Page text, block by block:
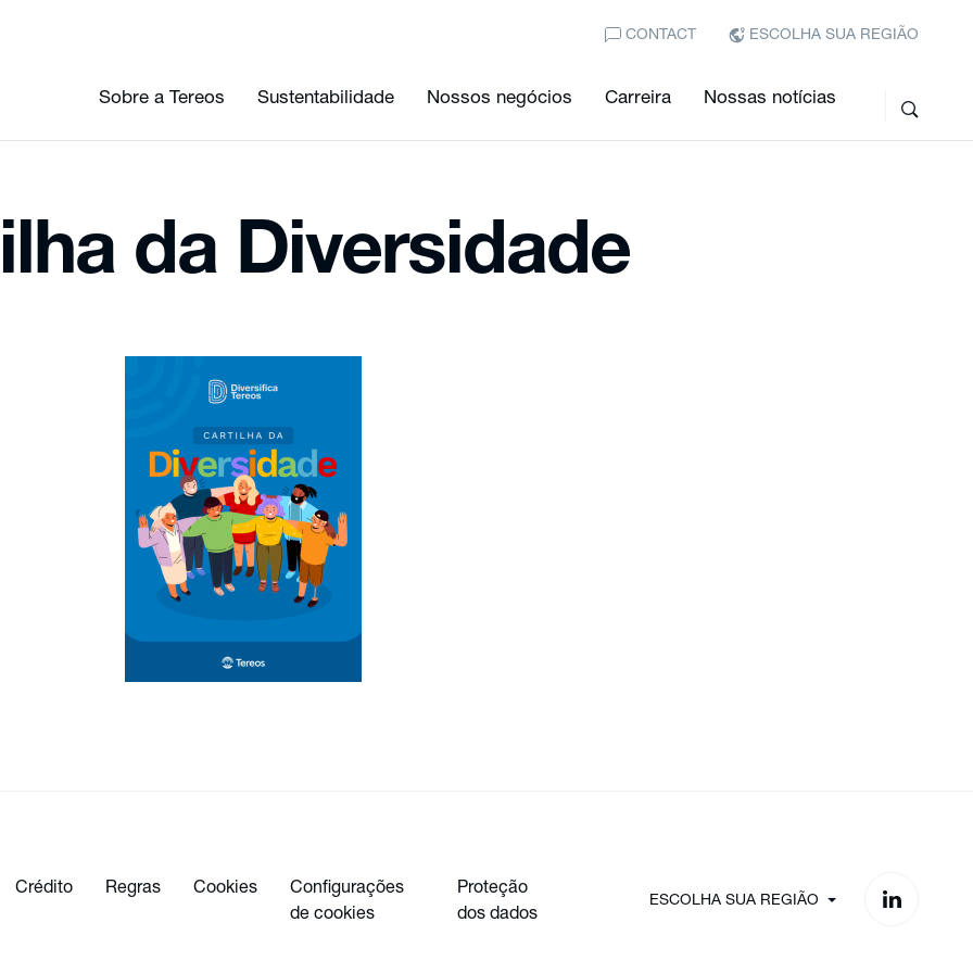
CONTACT ESCOLHA SUA REGIÃO
Sobre a Tereos Sustentabilidade Nossos negócios Carreira Nossas notícias
da Diversidade
Crédito Regras Cookies
Configurações
de cookies
Proteção
dos dados
ESCOLHA SUA REGIÃO